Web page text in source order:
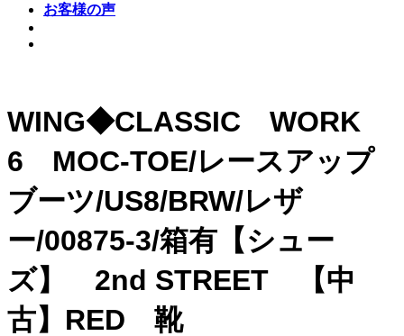
お客様の声
WING◆CLASSIC WORK
6 MOC-TOE/レースアップ
ブーツ/US8/BRW/レザ
ー/00875-3/箱有【シュー
ズ】 2nd STREET 【中
古】RED 靴